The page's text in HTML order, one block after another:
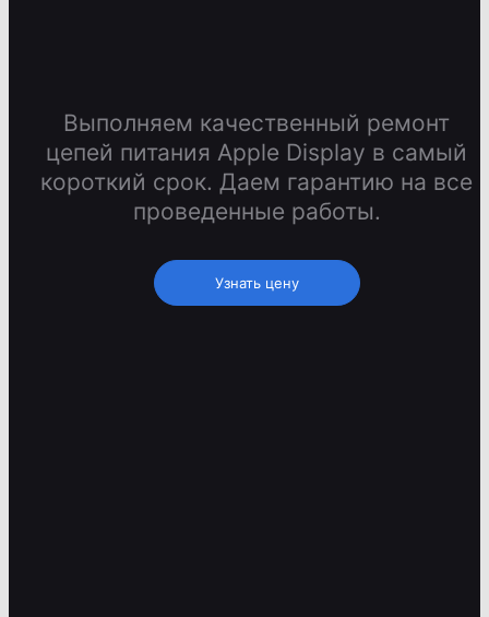
Выполняем качественный ремонт
цепей питания Apple Display в самый
короткий срок. Даем гарантию на все
проведенные работы.
Узнать цену